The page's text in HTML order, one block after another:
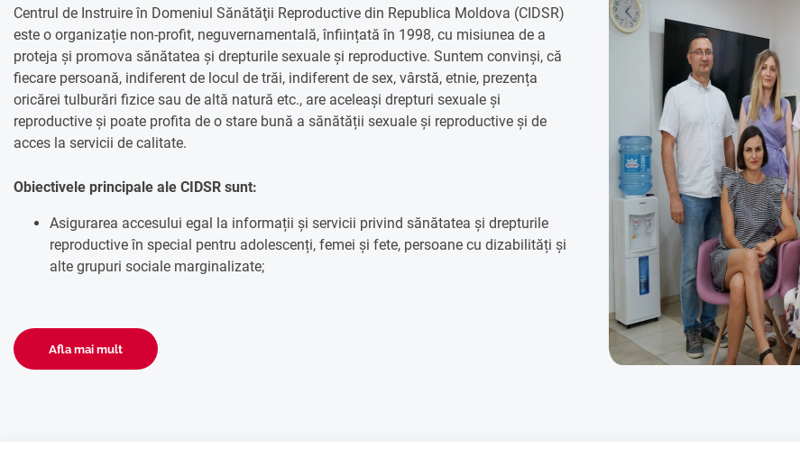
Centrul de Instruire în Domeniul Sănătăţii Reproductive din Republica Moldova (CIDSR)
este o organizație non-profit, neguvernamentală, înființată în 1998, cu misiunea de a
proteja și promova sănătatea și drepturile sexuale și reproductive. Suntem convinși, că
fiecare persoană, indiferent de locul de trăi, indiferent de sex, vârstă, etnie, prezența
oricărei tulburări fizice sau de altă natură etc., are aceleași drepturi sexuale și
reproductive și poate profita de o stare bună a sănătății sexuale și reproductive și de
acces la servicii de calitate.
Obiectivele principale ale CIDSR sunt:
Asigurarea accesului egal la informații și servicii privind sănătatea și drepturile
reproductive în special pentru adolescenți, femei și fete, persoane cu dizabilități și
alte grupuri sociale marginalizate;
Afla mai mult